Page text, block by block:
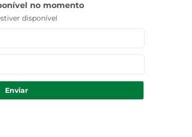
no momento
disponível
Enviar